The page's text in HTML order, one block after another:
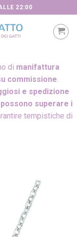
22:00
di manifattura
commissione.
e spedizione
superare i
tempistiche di